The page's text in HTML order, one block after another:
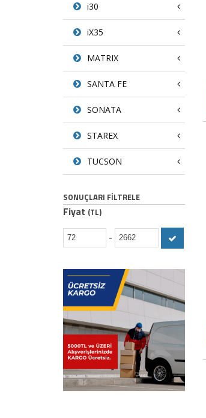
i30
iX35
MATRIX
SANTA FE
SONATA
STAREX
TUCSON
SONUÇLARI FILTRELE
Fiyat (TL)
-